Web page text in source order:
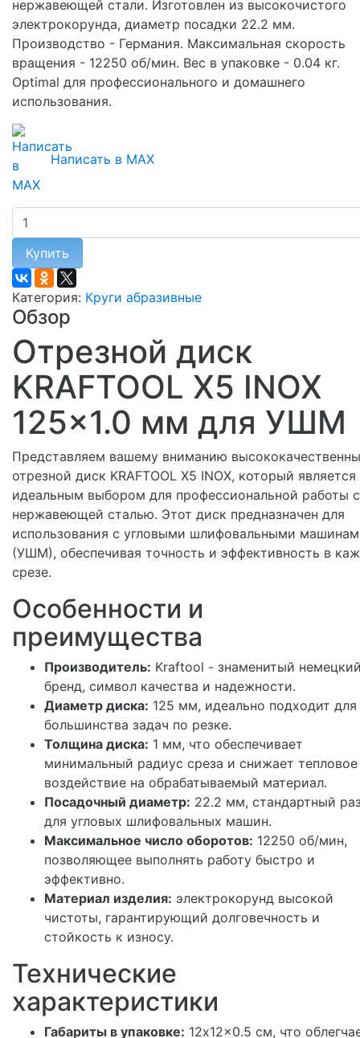
нержавеющей стали. Изготовлен из высокочистого
электрокорунда, диаметр посадки 22.2 мм.
Производство - Германия. Максимальная скорость
вращения - 12250 об/мин. Вес в упаковке - 0.04 кг.
Optimal для профессионального и домашнего
использования.
Написать в MAX
Купить
Категория: Круги абразивные
Обзор
Отрезной диск
KRAFTOOL X5 INOX
125x1.0 мм для УШМ
Представляем вашему вниманию
отрезной диск KRAFTOOL X5 INOX, который является
идеальным выбором для профессиональной работы с
нержавеющей сталью. Этот диск предназначен для
использования с угловыми шлифовальными
(УШМ), обеспечивая точность и эффективность в
срезе.
Особенности и
преимущества
Производитель: Kraftool - знаменитый
бренд, символ качества и надежности.
Диаметр диска: 125 мм, идеально подходит для
большинства задач по резке.
Толщина диска: 1 мм, что обеспечивает
минимальный радиус среза и снижает тепловое
воздействие на обрабатываемый материал.
Посадочный диаметр: 22.2 мм, стандартный
для угловых шлифовальных машин.
Максимальное число оборотов: 12250 об/мин,
позволяющее выполнять работу быстро и
эффективно.
Материал изделия: электрокорунд высокой
чистоты, гарантирующий долговечность и
стойкость к износу.
Технические
характеристики
Габариты в упаковке: 12x12x0.5 см, что